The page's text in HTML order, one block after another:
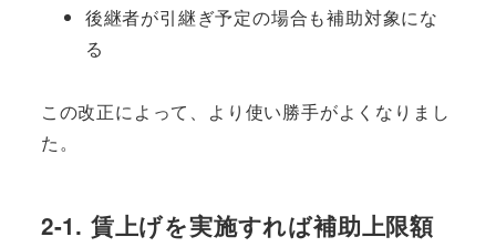
後継者が引継ぎ予定の場合も補助対象にな
る
この改正によって、より使い勝手がよくなりまし
た。
2-1. 賃上げを実施すれば補助上限額